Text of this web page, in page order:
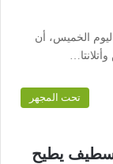
الخميس، أن
تحت المجهر
سطيف يطيح